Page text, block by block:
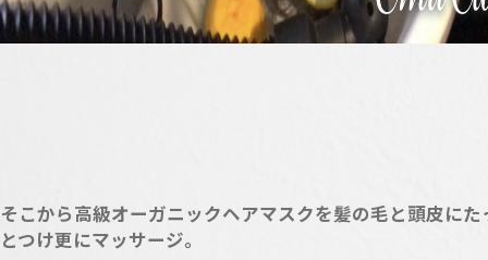
そこから高級オーガニックヘアマスクを髪の毛と頭皮にた
とつけ更にマッサージ。